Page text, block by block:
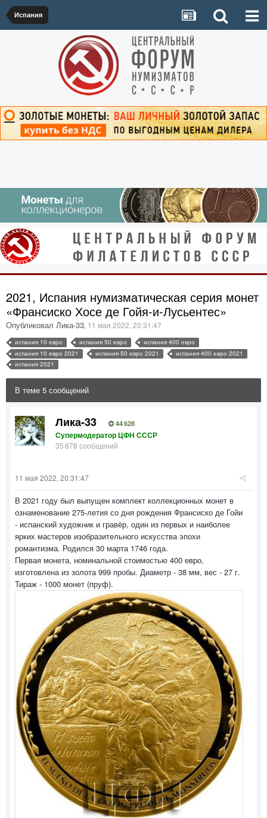
Испания
2021, Испания нумизматическая серия монет
«Франсиско Хосе де Гойя-и-Лусьентес»
Опубликовал Лика-33, 11 мая 2022, 20:31:47
испания 10 евро испания 50 евро
испания 400 евро
испания 10 евро 2021
испания 50 евро 2021
испания 400 евро 2021
испания 2021
В теме 5 сообщений
Лика-33 44 628
Супермодератор ЦФН СССР
35 678 сообщений
11 мая 2022, 20:31:47
В 2021 году был выпущен комплект коллекционных монет в
ознаменование 275-летия со дня рождения Франсиско де Гойи
- испанский художник и гравёр, один из первых и наиболее
ярких мастеров изобразительного искусства эпохи
романтизма. Родился 30 марта 1746 года.
Первая монета, номинальной стоимостью 400 евро,
изготовлена из золота 999 пробы. Диаметр - 38 мм, вес - 27 г.
Тираж - 1000 монет (пруф).